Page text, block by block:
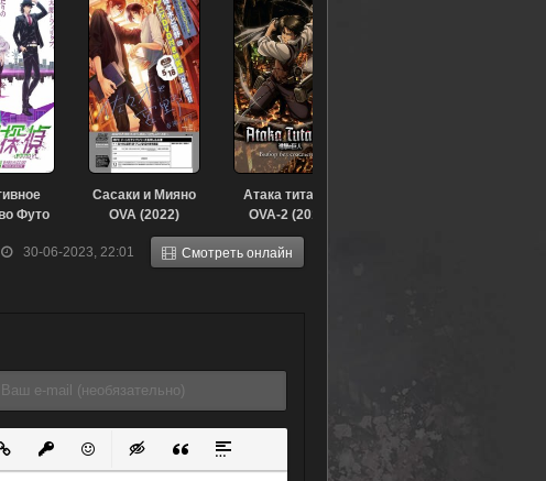
30-06-2023, 22:01 Смотреть онлайн
Футо
Сасаки и Мияно
OVA (2022)
Атака титанов
OVA-2 (2014)